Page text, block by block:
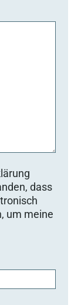
dass
um meine